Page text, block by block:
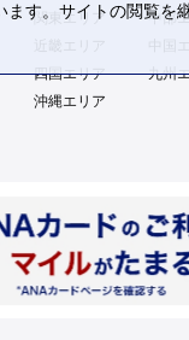
関東エリア
中部
四国エリア
九州
沖縄エリア
す。サイトの閲覧を